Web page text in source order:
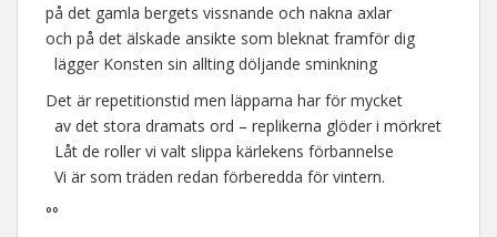
på det gamla bergets vissnande och nakna axlar
och på det älskade ansikte som bleknat framför dig
lägger Konsten sin allting döljande sminkning
Det är repetitionstid men läpparna har för mycket
av det stora dramats ord – replikerna glöder i mörkret
Låt de roller vi valt slippa kärlekens förbannelse
Vi är som träden redan förberedda för vintern.
°°